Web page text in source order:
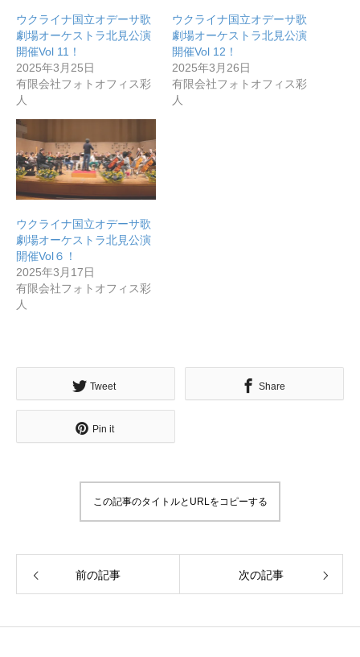
メディア取材受付口はこちら
北海道最強のビジネス課題解決コミュニティ【北海道オ
ンラインアジト】
無料で登録したい企業様はこちら
ウクライナ国立オデーサ歌
劇場オーケストラ北見公演
開催Vol 11！
2025年3月25日
有限会社フォトオフィス彩
人
ウクライナ国立オデーサ歌
劇場オーケストラ北見公演
開催Vol 12！
2025年3月26日
有限会社フォトオフィス彩
人
ウクライナ国立オデーサ歌
劇場オーケストラ北見公演
開催Vol６！
2025年3月17日
有限会社フォトオフィス彩
人
Tweet Share
Pin it
この記事のタイトルとURLをコピーする
前の記事 次の記事